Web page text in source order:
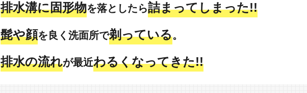
排水溝に固形物を落としたら詰まってしまった!!
髭や顔を良く洗面所で剃っている。
排水の流れが最近わるくなってきた!!